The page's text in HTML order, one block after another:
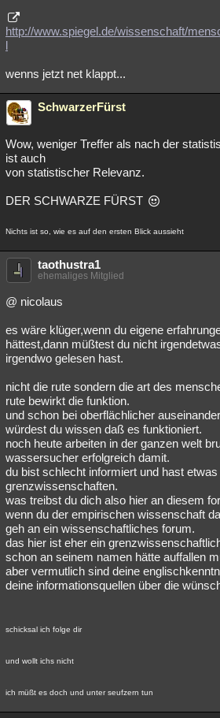
http://www.spiegel.de/wissenschaft/
l
wenns jetzt net klappt...
SchwarzerFürst
Wow, weniger Treffer als nach der
ist auch
von statistischer Relevanz.
DER SCHWARZE FÜRST
Nichts ist so, wie es auf den ersten Blick aussieht
taothustra1
ehemaliges Mitglied
@ nicolaus
es wäre klüger,wenn du eigene
hättest,dann müßtest du nicht
irgendwo gelesen hast.
nicht die rute sondern die art des
rute bewirkt die funktion.
und schon bei oberflächlicher
würdest du wissen daß es funktioniert.
noch heute arbeiten in der ganzen welt
wassersucher erfolgreich damit.
du bist schlecht informiert und hast etwas
grenzwissenschaften.
was treibst du dich also hier an diesem
wenn du der empirischen wissenschaft
geh an ein wissenschaftliches forum.
das hier ist eher ein
schon an seinem namen hätte auffallen
aber vermutlich sind deine
deine informationsquellen über die
schicksal ich folge dir
und wollt ichs nicht
ich müßt es doch und unter seufzern tun